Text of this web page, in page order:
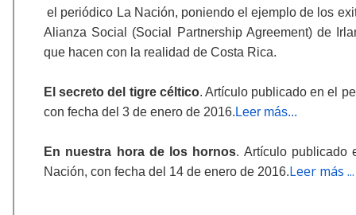
el periódico La Nación, poniendo el ejemplo de los
Alianza Social (Social Partnership Agreement) de
que hacen con la realidad de Costa Rica.
El secreto del tigre céltico. Artículo publicado en el
con fecha del 3 de enero de 2016. Leer más...
En nuestra hora de los hornos. Artículo publicado
Nación, con fecha del 14 de enero de 2016.Leer más ...